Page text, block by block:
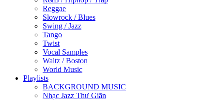
Reggae
Slowrock / Blues
Swing / Jazz
Tango
Twist
Vocal Samples
Waltz / Boston
World Music
Playlists
BACKGROUND MUSIC
Nhạc Jazz Thư Giãn